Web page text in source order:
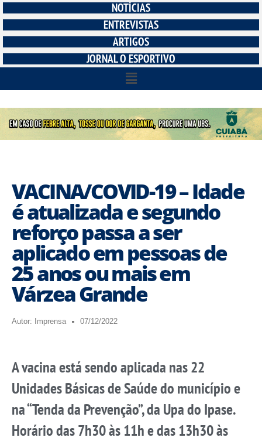
NOTÍCIAS
ENTREVISTAS
ARTIGOS
JORNAL O ESPORTIVO
VACINA/COVID-19 – Idade
é atualizada e segundo
reforço passa a ser
aplicado em pessoas de
25 anos ou mais em
Várzea Grande
Autor: Imprensa 07/12/2022
A vacina está sendo aplicada nas 22
Unidades Básicas de Saúde do município e
na “Tenda da Prevenção”, da Upa do Ipase.
Horário das 7h30 às 11h e das 13h30 às